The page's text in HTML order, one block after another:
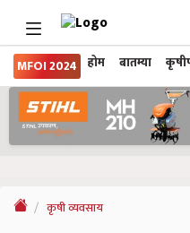
MFOI 2024 होम बातम्या
कृषी व्यवसाय